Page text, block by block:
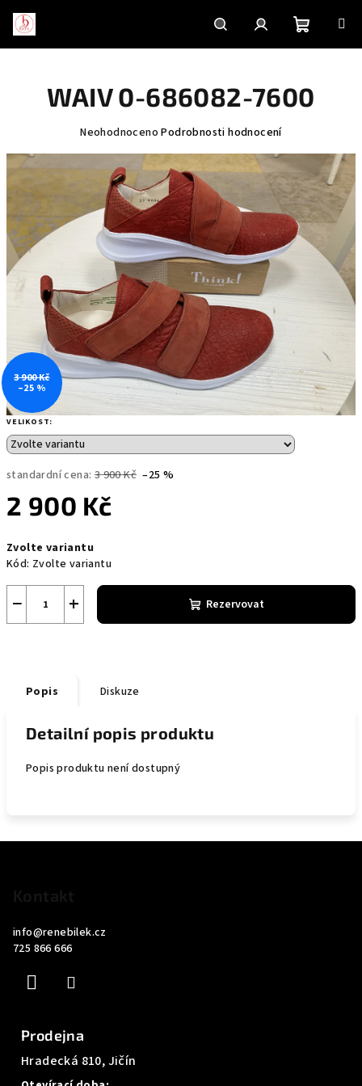
obsah
HledatPřihlášeníNákupní
košík
VELIKOST:
standardní cena: 3 900 Kč –25 %
2 900 Kč
cena:
Zvolte variantu
Kód: Zvolte variantu
+
− Rezervovat
WAIV 0-686082-7600
Průměrné
produktu
z
hvězdiček.
Neohodnoceno Podrobnosti hodnocení
3 900 Kč
–25 %
Popis Diskuze
Detailní popis produktu
Popis produktu není dostupný
info@renebilek.cz
725 866 666
Prodejna
Hradecká 810, Jičín